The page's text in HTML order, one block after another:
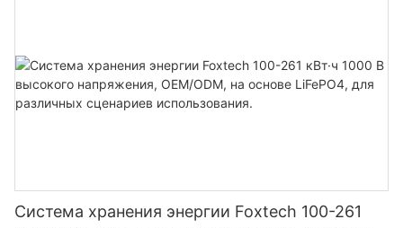
Система хранения энергии Foxtech 100-261